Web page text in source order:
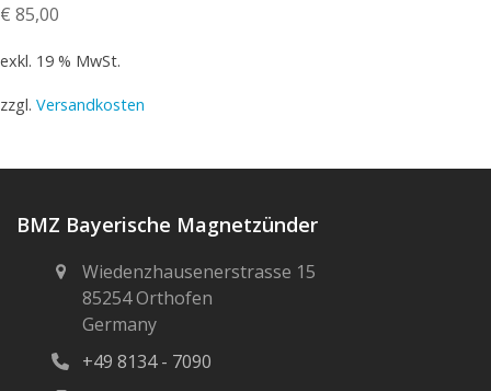
€ 85,00
exkl. 19 % MwSt.
zzgl. Versandkosten
BMZ Bayerische Magnetzünder
Wiedenzhausenerstrasse 15
85254 Orthofen
Germany
+49 8134 - 7090